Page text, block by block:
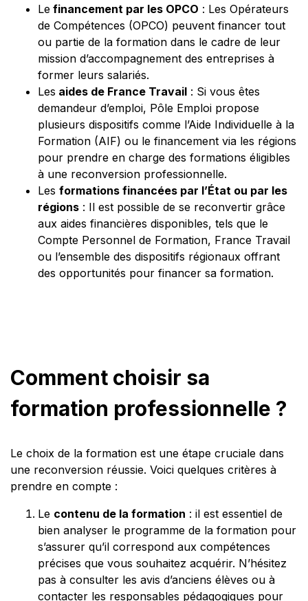
Le financement par les OPCO : Les Opérateurs
de Compétences (OPCO) peuvent financer tout
ou partie de la formation dans le cadre de leur
mission d’accompagnement des entreprises à
former leurs salariés.
Les aides de France Travail : Si vous êtes
demandeur d’emploi, Pôle Emploi propose
plusieurs dispositifs comme l’Aide Individuelle à la
Formation (AIF) ou le financement via les régions
pour prendre en charge des formations éligibles
à une reconversion professionnelle.
Les formations financées par l’État ou par les
régions : Il est possible de se reconvertir grâce
aux aides financières disponibles, tels que le
Compte Personnel de Formation, France Travail
ou l’ensemble des dispositifs régionaux offrant
des opportunités pour financer sa formation.
Comment choisir sa
formation professionnelle ?
Le choix de la formation est une étape cruciale dans
une reconversion réussie. Voici quelques critères à
prendre en compte :
Le contenu de la formation : il est essentiel de
bien analyser le programme de la formation pour
s’assurer qu’il correspond aux compétences
précises que vous souhaitez acquérir. N’hésitez
pas à consulter les avis d’anciens élèves ou à
contacter les responsables pédagogiques pour